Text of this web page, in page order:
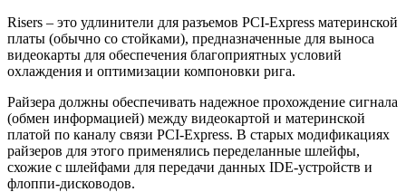
Risers – это удлинители для разъемов PCI-Express материнской
платы (обычно со стойками), предназначенные для выноса
видеокарты для обеспечения благоприятных условий
охлаждения и оптимизации компоновки рига.
Райзера должны обеспечивать надежное прохождение сигнала
(обмен информацией) между видеокартой и материнской
платой по каналу связи PCI-Express. В старых модификациях
райзеров для этого применялись переделанные шлейфы,
схожие с шлейфами для передачи данных IDE-устройств и
флоппи-дисководов.